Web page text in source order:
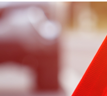
Trang này không có
Esta página não está
disponível
このページは現在利用できま
せん
Pagina non disponibile